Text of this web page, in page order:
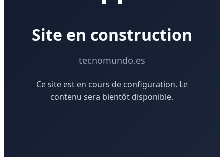
Site en construction
tecnomundo.es
Ce site est en cours de configuration. Le
contenu sera bientôt disponible.